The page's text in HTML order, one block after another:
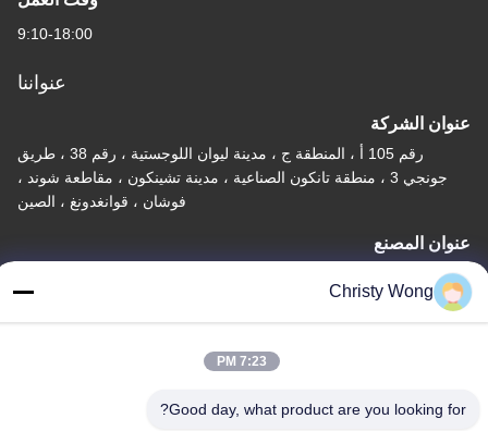
9:10-18:00
عنواننا
عنوان الشركة
رقم 105 أ ، المنطقة ج ، مدينة ليوان اللوجستية ، رقم 38 ، طريق
جونجي 3 ، منطقة تانكون الصناعية ، مدينة تشينكون ، مقاطعة شوند ،
فوشان ، قوانغدونغ ، الصين
عنوان المصنع
جونجي 3 ، منطقة تانكون الصناعية ، مدينة تشينكون ، مقاطعة شوند ،
فوشان ، قوانغدونغ ، الصين
Christy Wong
7:23 PM
Good day, what product are you looking for?